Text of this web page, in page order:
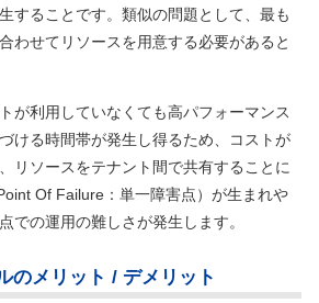
することです。類似の問題として、最も
わせてリソースを用意する必要があると
が利用していなくても高パフォーマンス
ける時間帯が発生し得るため、コストが
リソースをテナント間で共有することに
Of Failure：単一障害点）が生まれや
での運用の難しさが発生します。
のメリット / デメリット